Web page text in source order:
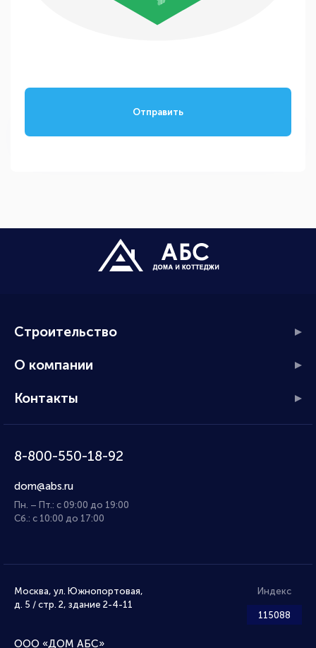
Отправить
Строительство
О компании
Контакты
8-800-550-18-92
dom@abs.ru
Пн. – Пт.: с 09:00 до 19:00
Сб.: с 10:00 до 17:00
Москва, ул. Южнопортовая,
д. 5 / стр. 2, здание 2-4-11
Индекс
115088
ООО «ДОМ АБС»